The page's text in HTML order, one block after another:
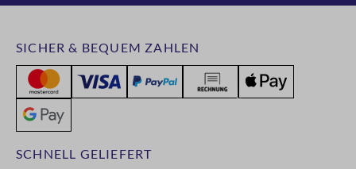
SCHNELL GELIEFERT
SICHER & BEQUEM ZAHLEN